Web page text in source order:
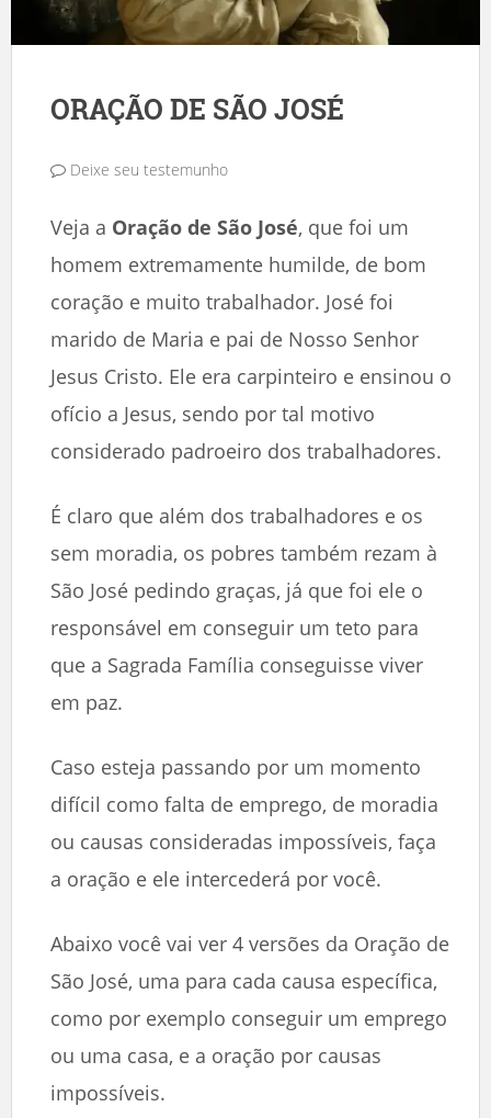
ORAÇÃO DE SÃO JOSÉ
Deixe seu testemunho
Veja a Oração de São José, que foi um
homem extremamente humilde, de bom
coração e muito trabalhador. José foi
marido de Maria e pai de Nosso Senhor
Jesus Cristo. Ele era carpinteiro e ensinou o
ofício a Jesus, sendo por tal motivo
considerado padroeiro dos trabalhadores.
É claro que além dos trabalhadores e os
sem moradia, os pobres também rezam à
São José pedindo graças, já que foi ele o
responsável em conseguir um teto para
que a Sagrada Família conseguisse viver
em paz.
Caso esteja passando por um momento
difícil como falta de emprego, de moradia
ou causas consideradas impossíveis, faça
a oração e ele intercederá por você.
Abaixo você vai ver 4 versões da Oração de
São José, uma para cada causa específica,
como por exemplo conseguir um emprego
ou uma casa, e a oração por causas
impossíveis.